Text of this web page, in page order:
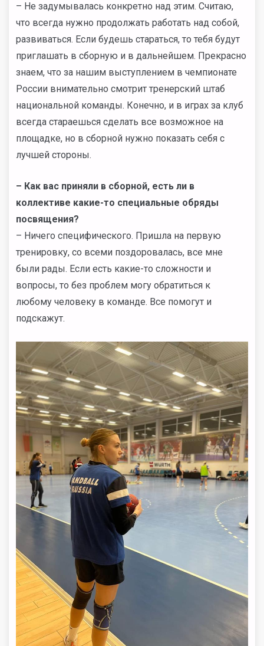
– Не задумывалась конкретно над этим. Считаю,
что всегда нужно продолжать работать над собой,
развиваться. Если будешь стараться, то тебя будут
приглашать в сборную и в дальнейшем. Прекрасно
знаем, что за нашим выступлением в чемпионате
России внимательно смотрит тренерский штаб
национальной команды. Конечно, и в играх за клуб
всегда стараешься сделать все возможное на
площадке, но в сборной нужно показать себя с
лучшей стороны.
– Как вас приняли в сборной, есть ли в
коллективе какие-то специальные обряды
посвящения?
– Ничего специфического. Пришла на первую
тренировку, со всеми поздоровалась, все мне
были рады. Если есть какие-то сложности и
вопросы, то без проблем могу обратиться к
любому человеку в команде. Все помогут и
подскажут.